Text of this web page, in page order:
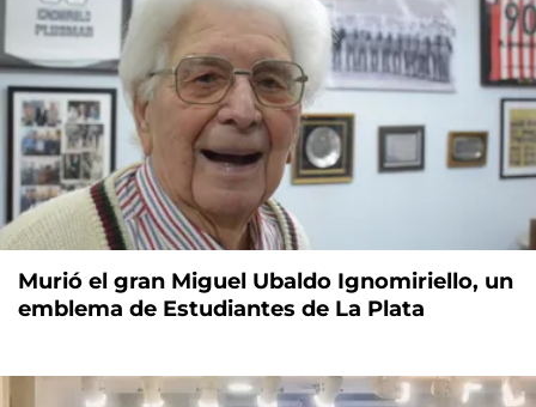
Murió el gran Miguel Ubaldo Ignomiriello, un
emblema de Estudiantes de La Plata